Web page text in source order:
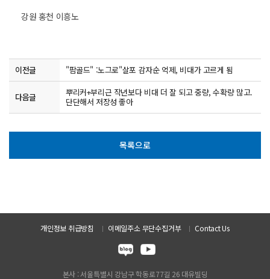
강원 홍천 이흥노
이전글 "팜골드" :노그로"살포 감자순 억제, 비대가 고르게 됨
다음글
뿌리커+부리근 작년보다 비대 더 잘 되고 중량, 수확량 많고.
단단해서 저장성 좋아
목록으로
개인정보 취급방침 이메일주소 무단수집거부 Contact Us
본사 : 서울특별시 강남구 학동로77길 26 대유빌딩